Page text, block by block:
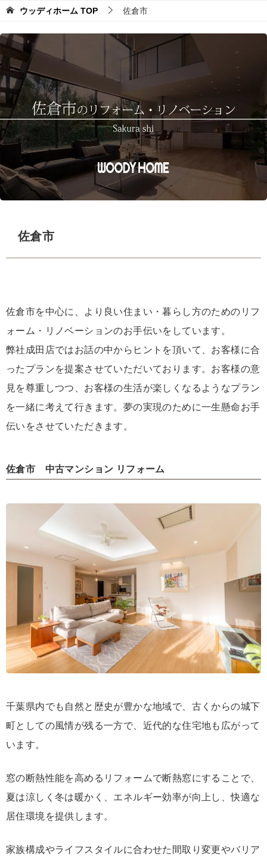
ウッディホーム TOP 佐倉市
佐倉市
佐倉市を中心に、より良い住まい・暮らし方のためのリフ
ォーム・リノベーションのお手伝いをしています。
弊社成田店ではお話の中からヒントを頂いて、お客様に合
ったプランを提案させていただいております。お客様の意
見を尊重しつつ、お客様の生活が楽しくなるようなプラン
を一緒に考えて行きます。夢の実現のために一生懸命お手
伝いをさせていただきます。
佐倉市 中古マンション リフォーム
千葉県内でも自然と歴史が豊かな地域で、古くからの城下
町としての風情が残る一方で、近代的な住宅地も広がって
います。
窓の断熱性能を高めるリフォームで断熱窓にすることで、
夏は涼しく冬は暖かく、エネルギー効率が向上し、快適な
居住環境を提供します。
家族構成やライフスタイルに合わせた間取り変更やバリア